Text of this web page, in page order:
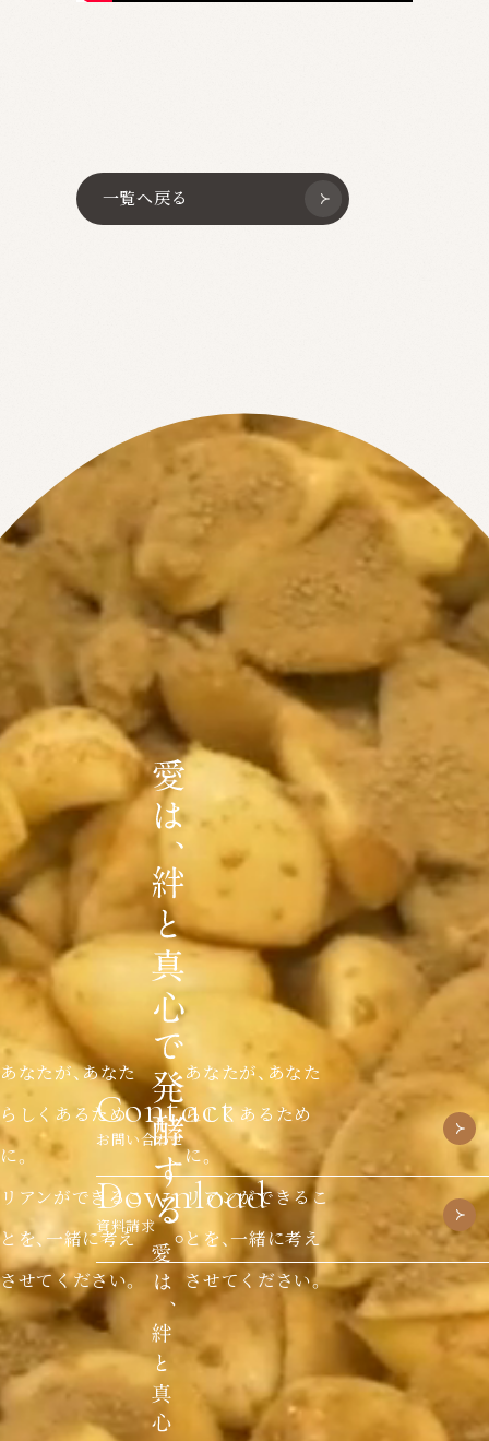
一覧へ戻る
あなたが、あなた
らしくあるため
に。
リアンができるこ
とを、一緒に考え
させてください。
あなたが、あなた
らしくあるため
に。
リアンができるこ
とを、一緒に考え
させてください。
Contact
お問い合わせ
Download
資料請求